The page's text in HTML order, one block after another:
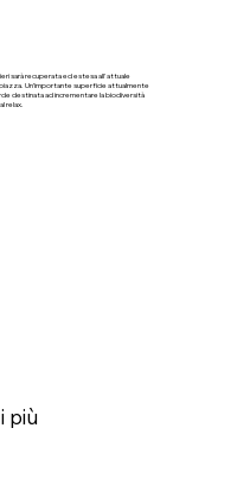
sarà recuperata ed estesa all'attuale
Un’importante superficie attualmente
destinata ad incrementare la biodiversità
relax.
più